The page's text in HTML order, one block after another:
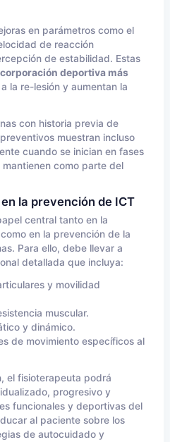
en parámetros como el
de reacción
de estabilidad. Estas
deportiva más
la re-lesión y aumentan la
con historia previa de
muestran incluso
cuando se inician en fases
como parte del
la prevención de ICT
central tanto en la
en la prevención de la
Para ello, debe llevar a
detallada que incluya:
y movilidad
muscular.
y dinámico.
de movimiento específicos al
el fisioterapeuta podrá
progresivo y
funcionales y deportivas del
al paciente sobre los
de autocuidado y